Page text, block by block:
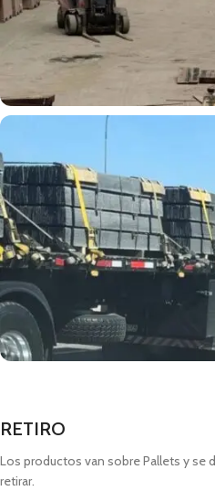
RETIRO
Los productos van sobre Pallets y se
retirar.